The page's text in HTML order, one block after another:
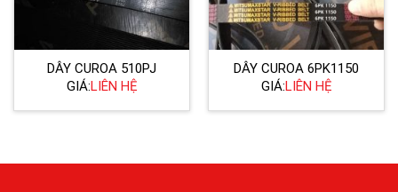
DÂY CUROA 510PJ
GIÁ:LIÊN HỆ
DÂY CUROA 6PK1150
GIÁ:LIÊN HỆ